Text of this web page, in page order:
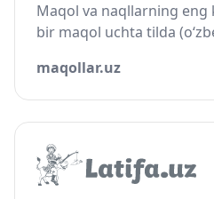
Maqol va naqllarning eng
bir maqol uchta tilda
maqollar.uz